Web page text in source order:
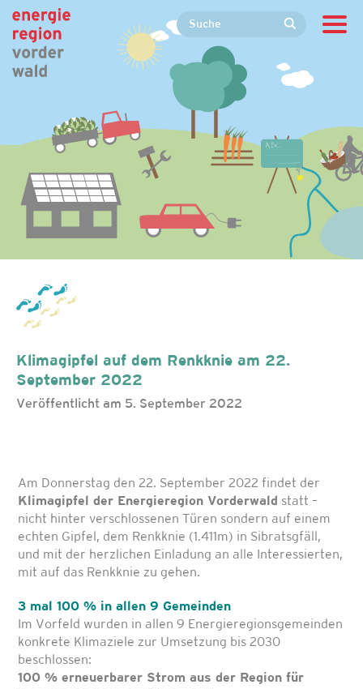
Klimagipfel auf dem Renkknie am 22.
September 2022
Veröffentlicht am 5. September 2022
Am Donnerstag den 22. September 2022 findet der
Klimagipfel der Energieregion Vorderwald statt –
nicht hinter verschlossenen Türen sondern auf einem
echten Gipfel, dem Renkknie (1.411m) in Sibratsgfäll,
und mit der herzlichen Einladung an alle Interessierten,
mit auf das Renkknie zu gehen.
3 mal 100 % in allen 9 Gemeinden
Im Vorfeld wurden in allen 9 Energieregionsgemeinden
konkrete Klimaziele zur Umsetzung bis 2030
beschlossen:
100 % erneuerbarer Strom aus der Region für